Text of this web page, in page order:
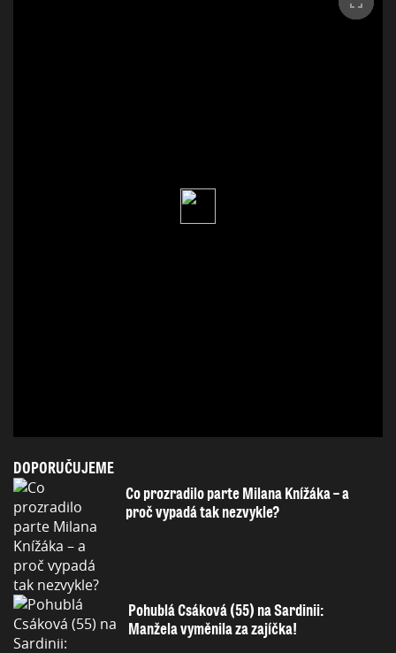
DOPORUČUJEME
Co prozradilo parte Milana Knížáka – a
proč vypadá tak nezvykle?
Pohublá Csáková (55) na Sardinii:
Manžela vyměnila za zajíčka!